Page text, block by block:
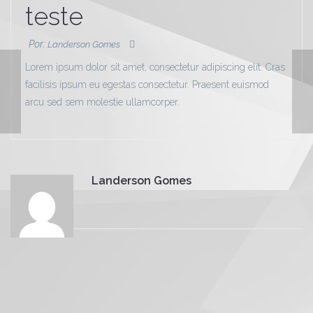
teste
Por: Landerson Gomes
Lorem ipsum dolor sit amet, consectetur adipiscing elit. Cras
facilisis ipsum eu egestas consectetur. Praesent euismod
arcu sed sem molestie ullamcorper.
Landerson Gomes
Formação Desenvolvedor
Delphi na Aquasoft 2022.1